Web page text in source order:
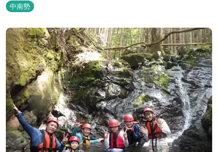
中南勢